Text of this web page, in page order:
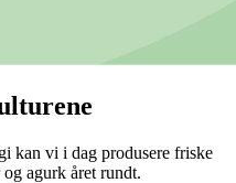
kan vi i dag produsere friske
og agurk året rundt.